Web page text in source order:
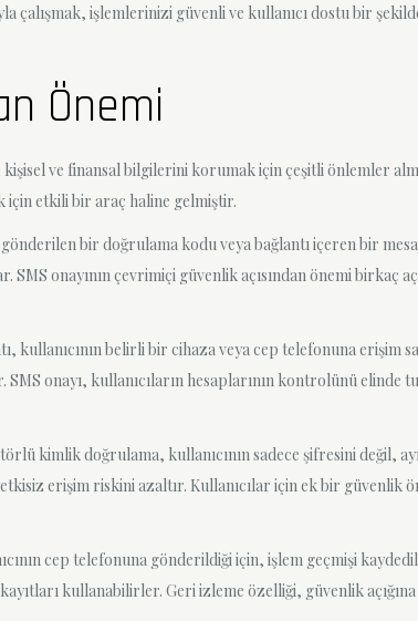
çalışmak, işlemlerinizi güvenli ve kullanıcı dostu bir
Önemi
ve finansal bilgilerini korumak için çeşitli önlemler
için etkili bir araç haline gelmiştir.
bir doğrulama kodu veya bağlantı içeren bir
onayının çevrimiçi güvenlik açısından önemi birkaç
kullanıcının belirli bir cihaza veya cep telefonuna erişim
onayı, kullanıcıların hesaplarının kontrolünü elinde
kimlik doğrulama, kullanıcının sadece şifresini değil,
erişim riskini azaltır. Kullanıcılar için ek bir güvenlik
cep telefonuna gönderildiği için, işlem geçmişi
kullanabilirler. Geri izleme özelliği, güvenlik